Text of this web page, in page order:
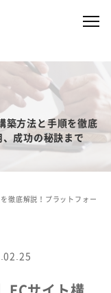
築方法と手順を徹底
成功の秘訣まで
徹底解説！プラットフォー